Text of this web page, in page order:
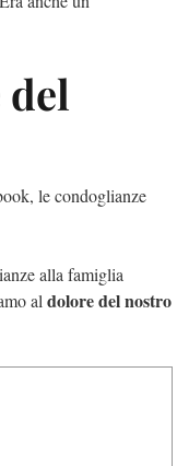
del
le condoglianze
alla famiglia
al dolore del nostro